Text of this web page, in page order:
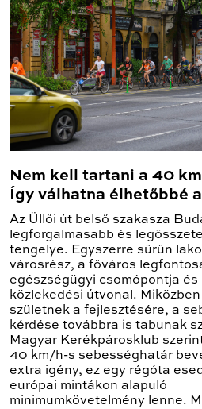
Nem kell tartani a 40
Így válhatna élhetőbbé
Az Üllői út belső szakasza
legforgalmasabb és
tengelye. Egyszerre sűrűn
városrész, a főváros
egészségügyi csomópontja és
közlekedési útvonal.
születnek a fejlesztésére, a
kérdése továbbra is tabunak
Magyar Kerékpárosklub
40 km/h-s sebességhatár
extra igény, ez egy régóta
európai mintákon alapuló
minimumkövetelmény lenne.